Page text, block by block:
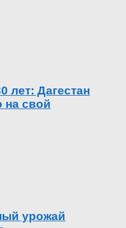
лет: Дагестан
на свой
урожай